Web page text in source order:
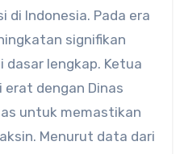
di Indonesia. Pada era
signifikan
dasar lengkap. Ketua
erat dengan Dinas
untuk memastikan
Menurut data dari